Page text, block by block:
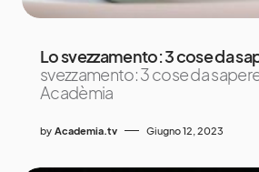
Lo svezzamento: 3 cose da
svezzamento: 3 cose da
Acadèmia
by Academia.tv Giugno 12, 2023